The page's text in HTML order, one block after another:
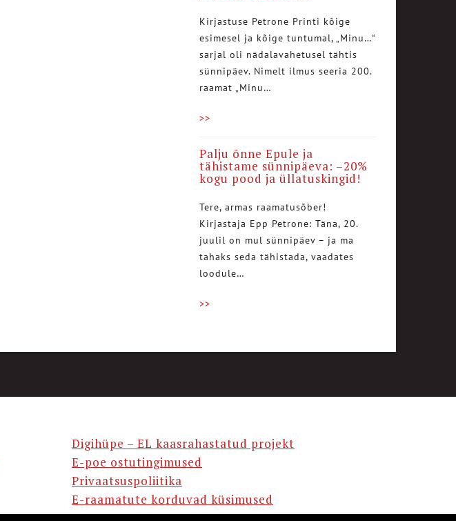
Kirjastuse Petrone Printi kõige
esimesel ja kõige tuntumal, „Minu…“
sarjal oli nädalavahetusel tähtis
sünnipäev. Nimelt ilmus seeria 200.
raamat „Minu…
>>
Palju õnne Epule ja
tähistame sünnipäeva: –20%
kogu pood ja üllatuskingid!
Tere, armas raamatusõber!
Kirjastaja Epp Petrone: Täna, 20.
juulil on mul sünnipäev – ja ma
tahaks seda tähistada, vaadates
loodule…
>>
Digihüpe – EL kaasrahastatud projekt
E-poe ostutingimused
Privaatsuspoliitika
E-raamatute korduvad küsimused